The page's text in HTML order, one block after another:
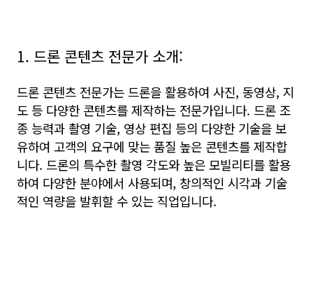
1. 드론 콘텐츠 전문가 소개:
드론 콘텐츠 전문가는 드론을 활용하여 사진, 동영상, 지
도 등 다양한 콘텐츠를 제작하는 전문가입니다. 드론 조
종 능력과 촬영 기술, 영상 편집 등의 다양한 기술을 보
유하여 고객의 요구에 맞는 품질 높은 콘텐츠를 제작합
니다. 드론의 특수한 촬영 각도와 높은 모빌리티를 활용
하여 다양한 분야에서 사용되며, 창의적인 시각과 기술
적인 역량을 발휘할 수 있는 직업입니다.